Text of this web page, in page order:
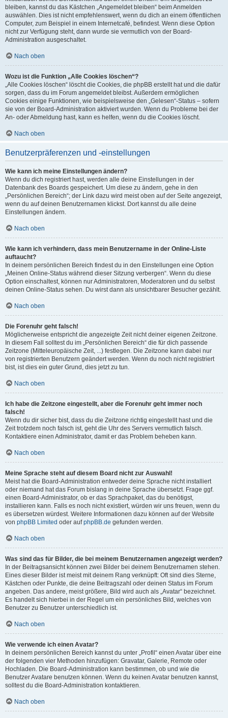
bleiben, kannst du das Kästchen „Angemeldet bleiben“ beim Anmelden
auswählen. Dies ist nicht empfehlenswert, wenn du dich an einem öffentlichen
Computer, zum Beispiel in einem Internetcafé, befindest. Wenn diese Option
nicht zur Verfügung steht, dann wurde sie vermutlich von der Board-
Administration ausgeschaltet.
Nach oben
Wozu ist die Funktion „Alle Cookies löschen“?
„Alle Cookies löschen“ löscht die Cookies, die phpBB erstellt hat und die dafür
sorgen, dass du im Forum angemeldet bleibst. Außerdem ermöglichen
Cookies einige Funktionen, wie beispielsweise den „Gelesen“-Status – sofern
sie von der Board-Administration aktiviert wurden. Wenn du Probleme bei der
An- oder Abmeldung hast, kann es helfen, wenn du die Cookies löscht.
Nach oben
Benutzerpräferenzen und -einstellungen
Wie kann ich meine Einstellungen ändern?
Wenn du dich registriert hast, werden alle deine Einstellungen in der
Datenbank des Boards gespeichert. Um diese zu ändern, gehe in den
„Persönlichen Bereich“; der Link dazu wird meist oben auf der Seite angezeigt,
wenn du auf deinen Benutzernamen klickst. Dort kannst du alle deine
Einstellungen ändern.
Nach oben
Wie kann ich verhindern, dass mein Benutzername in der Online-Liste
auftaucht?
In deinem persönlichen Bereich findest du in den Einstellungen eine Option
„Meinen Online-Status während dieser Sitzung verbergen“. Wenn du diese
Option einschaltest, können nur Administratoren, Moderatoren und du selbst
deinen Online-Status sehen. Du wirst dann als unsichtbarer Besucher gezählt.
Nach oben
Die Forenuhr geht falsch!
Möglicherweise entspricht die angezeigte Zeit nicht deiner eigenen Zeitzone.
In diesem Fall solltest du im „Persönlichen Bereich“ die für dich passende
Zeitzone (Mitteleuropäische Zeit, ...) festlegen. Die Zeitzone kann dabei nur
von registrierten Benutzern geändert werden. Wenn du noch nicht registriert
bist, ist dies ein guter Grund, dies jetzt zu tun.
Nach oben
Ich habe die Zeitzone eingestellt, aber die Forenuhr geht immer noch
falsch!
Wenn du dir sicher bist, dass du die Zeitzone richtig eingestellt hast und die
Zeit trotzdem noch falsch ist, geht die Uhr des Servers vermutlich falsch.
Kontaktiere einen Administrator, damit er das Problem beheben kann.
Nach oben
Meine Sprache steht auf diesem Board nicht zur Auswahl!
Meist hat die Board-Administration entweder deine Sprache nicht installiert
oder niemand hat das Forum bislang in deine Sprache übersetzt. Frage ggf.
einen Board-Administrator, ob er das Sprachpaket, das du benötigst,
installieren kann. Falls es noch nicht existiert, würden wir uns freuen, wenn du
es übersetzen würdest. Weitere Informationen dazu können auf der Website
von phpBB Limited oder aufphpBB.de gefunden werden.
Nach oben
Was sind das für Bilder, die bei meinem Benutzernamen angezeigt werden?
In der Beitragsansicht können zwei Bilder bei deinem Benutzernamen stehen.
Eines dieser Bilder ist meist mit deinem Rang verknüpft: Oft sind dies Sterne,
Kästchen oder Punkte, die deine Beitragszahl oder deinen Status im Forum
angeben. Das andere, meist größere, Bild wird auch als „Avatar“ bezeichnet.
Es handelt sich hierbei in der Regel um ein persönliches Bild, welches von
Benutzer zu Benutzer unterschiedlich ist.
Nach oben
Wie verwende ich einen Avatar?
In deinem persönlichen Bereich kannst du unter „Profil“ einen Avatar über eine
der folgenden vier Methoden hinzufügen: Gravatar, Galerie, Remote oder
Hochladen. Die Board-Administration kann bestimmen, ob und wie die
Benutzer Avatare benutzen können. Wenn du keinen Avatar benutzen kannst,
solltest du die Board-Administration kontaktieren.
Nach oben